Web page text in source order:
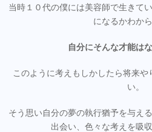
当時１０代の僕には美容師で生きて
になるかわから
自分にそんな才能は
このように考えもしかしたら将来
い。
そう思い自分の夢の執行猶予を与え
出会い、色々な考えを吸